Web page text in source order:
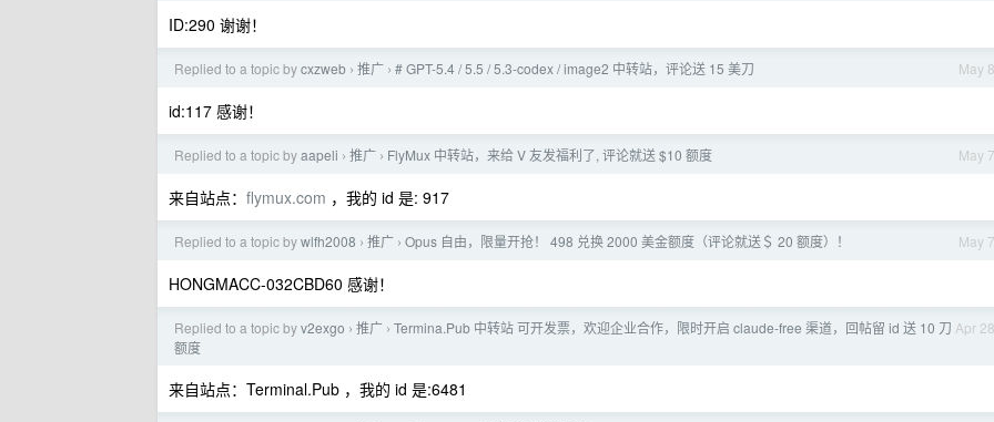
ID:290 谢谢！
May 8
Replied to a topic bycxzweb › 推广 › # GPT-5.4 / 5.5 / 5.3-codex / image2 中转站，评论送 15 美刀
id:117 感谢！
May 7
Replied to a topic byaapeli › 推广 › FlyMux 中转站，来给 V 友发福利了, 评论就送 $10 额度
来自站点： flymux.com ，我的 id 是: 917
May 7
Replied to a topic bywlfh2008 › 推广 › Opus 自由，限量开抢！ 498 兑换 2000 美金额度（评论就送＄ 20 额度）！
HONGMACC-032CBD60 感谢！
Apr 28
Replied to a topic byv2exgo › 推广 › Termina.Pub 中转站 可开发票，欢迎企业合作，限时开启 claude-free 渠道，回帖留 id 送 10 刀
额度
来自站点：Terminal.Pub ，我的 id 是:6481